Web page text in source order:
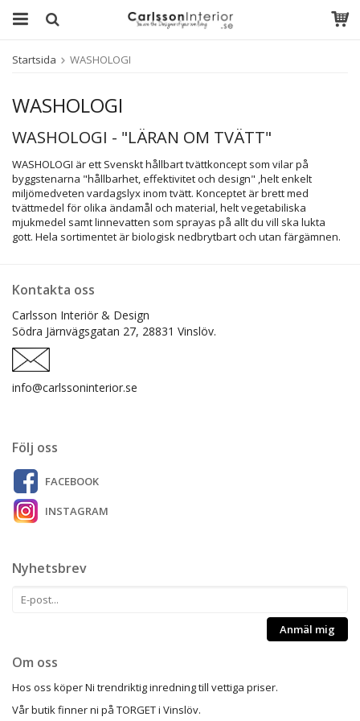
Startsida WASHOLOGI
WASHOLOGI
WASHOLOGI - "LÄRAN OM TVÄTT"
WASHOLOGI är ett Svenskt hållbart tvättkoncept som vilar på
byggstenarna "hållbarhet, effektivitet och design" ,helt enkelt
miljömedveten vardagslyx inom tvätt. Konceptet är brett med
tvättmedel för olika ändamål och material, helt vegetabiliska
mjukmedel samt linnevatten som sprayas på allt du vill ska lukta
gott. Hela sortimentet är biologisk nedbrytbart och utan färgämnen.
Kontakta oss
Carlsson Interiör & Design
Södra Järnvägsgatan 27, 28831 Vinslöv.
info@carlssoninterior.se
Följ oss
FACEBOOK
INSTAGRAM
Nyhetsbrev
Anmäl mig
Om oss
Hos oss köper Ni trendriktig inredning till vettiga priser.
Vår butik finner ni på TORGET i Vinslöv.